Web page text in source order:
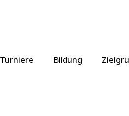
Turniere Bildung